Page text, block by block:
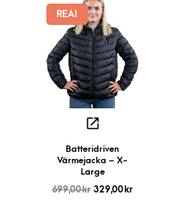
REA!
Batteridriven
Värmejacka – X-
Large
699,00kr 329,00 kr